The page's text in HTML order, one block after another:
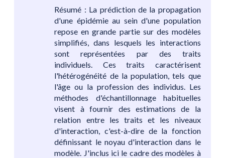
Résumé : La prédiction de la propagation
d'une épidémie au sein d'une population
repose en grande partie sur des modèles
simplifiés, dans lesquels les interactions
sont représentées par des traits
individuels. Ces traits caractérisent
l'hétérogénéité de la population, tels que
l'âge ou la profession des individus. Les
méthodes d'échantillonnage habituelles
visent à fournir des estimations de la
relation entre les traits et les niveaux
d'interaction, c'est-à-dire de la fonction
définissant le noyau d'interaction dans le
modèle. J'inclus ici le cadre des modèles à